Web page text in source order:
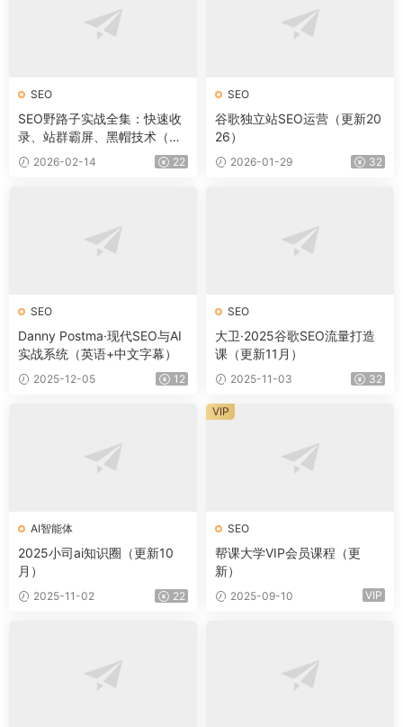
SEO
SEO野路子实战全集：快速收
录、站群霸屏、黑帽技术（更
新）2026-02-14 22
SEO
谷歌独立站SEO运营（更新20
26）
2026-01-29 32
SEO
Danny Postma·现代SEO与AI
实战系统（英语+中文字幕）
2025-12-05 12
SEO
大卫·2025谷歌SEO流量打造
课（更新11月）
2025-11-03 32
AI智能体
2025小司ai知识圈（更新10
月）
2025-11-02 22
SEO
帮课大学VIP会员课程（更
新）
2025-09-10 VIP
VIP